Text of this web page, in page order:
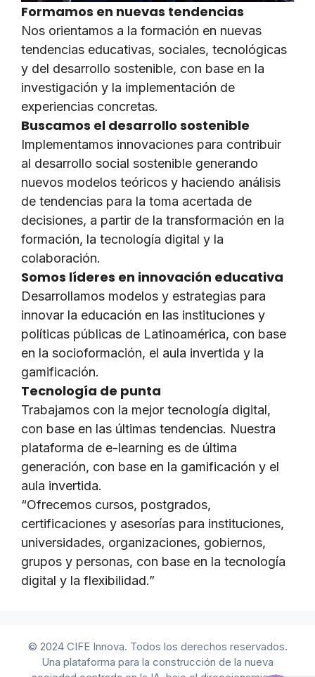
Formamos en nuevas tendencias
Nos orientamos a la formación en nuevas
tendencias educativas, sociales, tecnológicas
y del desarrollo sostenible, con base en la
investigación y la implementación de
experiencias concretas.
Buscamos el desarrollo sostenible
Implementamos innovaciones para contribuir
al desarrollo social sostenible generando
nuevos modelos teóricos y haciendo análisis
de tendencias para la toma acertada de
decisiones, a partir de la transformación en la
formación, la tecnología digital y la
colaboración.
Somos líderes en innovación educativa
Desarrollamos modelos y estrategias para
innovar la educación en las instituciones y
políticas públicas de Latinoamérica, con base
en la socioformación, el aula invertida y la
gamificación.
Tecnología de punta
Trabajamos con la mejor tecnología digital,
con base en las últimas tendencias. Nuestra
plataforma de e-learning es de última
generación, con base en la gamificación y el
aula invertida.
“Ofrecemos cursos, postgrados,
certificaciones y asesorías para instituciones,
universidades, organizaciones, gobiernos,
grupos y personas, con base en la tecnología
digital y la flexibilidad.”
© 2024 CIFE Innova. Todos los derechos reservados.
Una plataforma para la construcción de la nueva